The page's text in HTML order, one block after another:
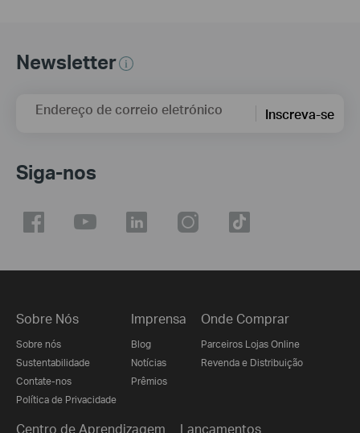
Newsletter
Endereço de correio eletrónico Inscreva-se
Siga-nos
Sobre Nós
Sobre nós
Sustentabilidade
Contate-nos
Política de Privacidade
Imprensa
Blog
Notícias
Prêmios
Onde Comprar
Parceiros Lojas Online
Revenda e Distribuição
Centro de Aprendizagem Lançamentos